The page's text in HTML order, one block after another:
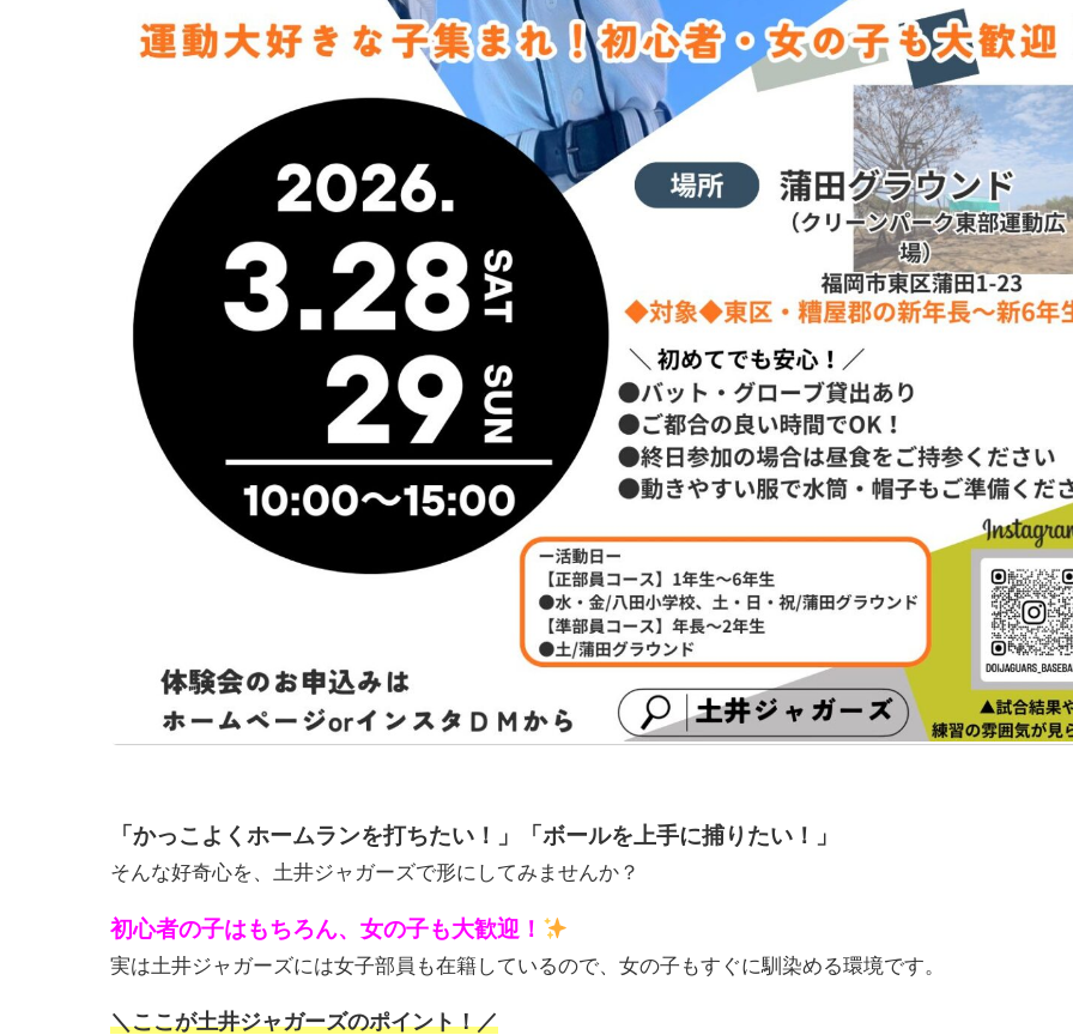
「かっこよくホームランを打ちたい！」「ボールを上手に捕りたい！」
そんな好奇心を、土井ジャガーズで形にしてみませんか？
初心者の子はもちろん、女の子も大歓迎！
実は土井ジャガーズには女子部員も在籍しているので、女の子もすぐに馴染める環境です。
＼ここが土井ジャガーズのポイント！／